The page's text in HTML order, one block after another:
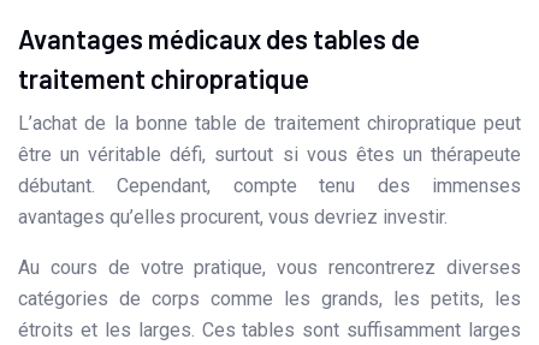
Avantages médicaux des tables de
traitement chiropratique
L’achat de la bonne table de traitement chiropratique peut
être un véritable défi, surtout si vous êtes un thérapeute
débutant. Cependant, compte tenu des immenses
avantages qu’elles procurent, vous devriez investir.
Au cours de votre pratique, vous rencontrerez diverses
catégories de corps comme les grands, les petits, les
étroits et les larges. Ces tables sont suffisamment larges